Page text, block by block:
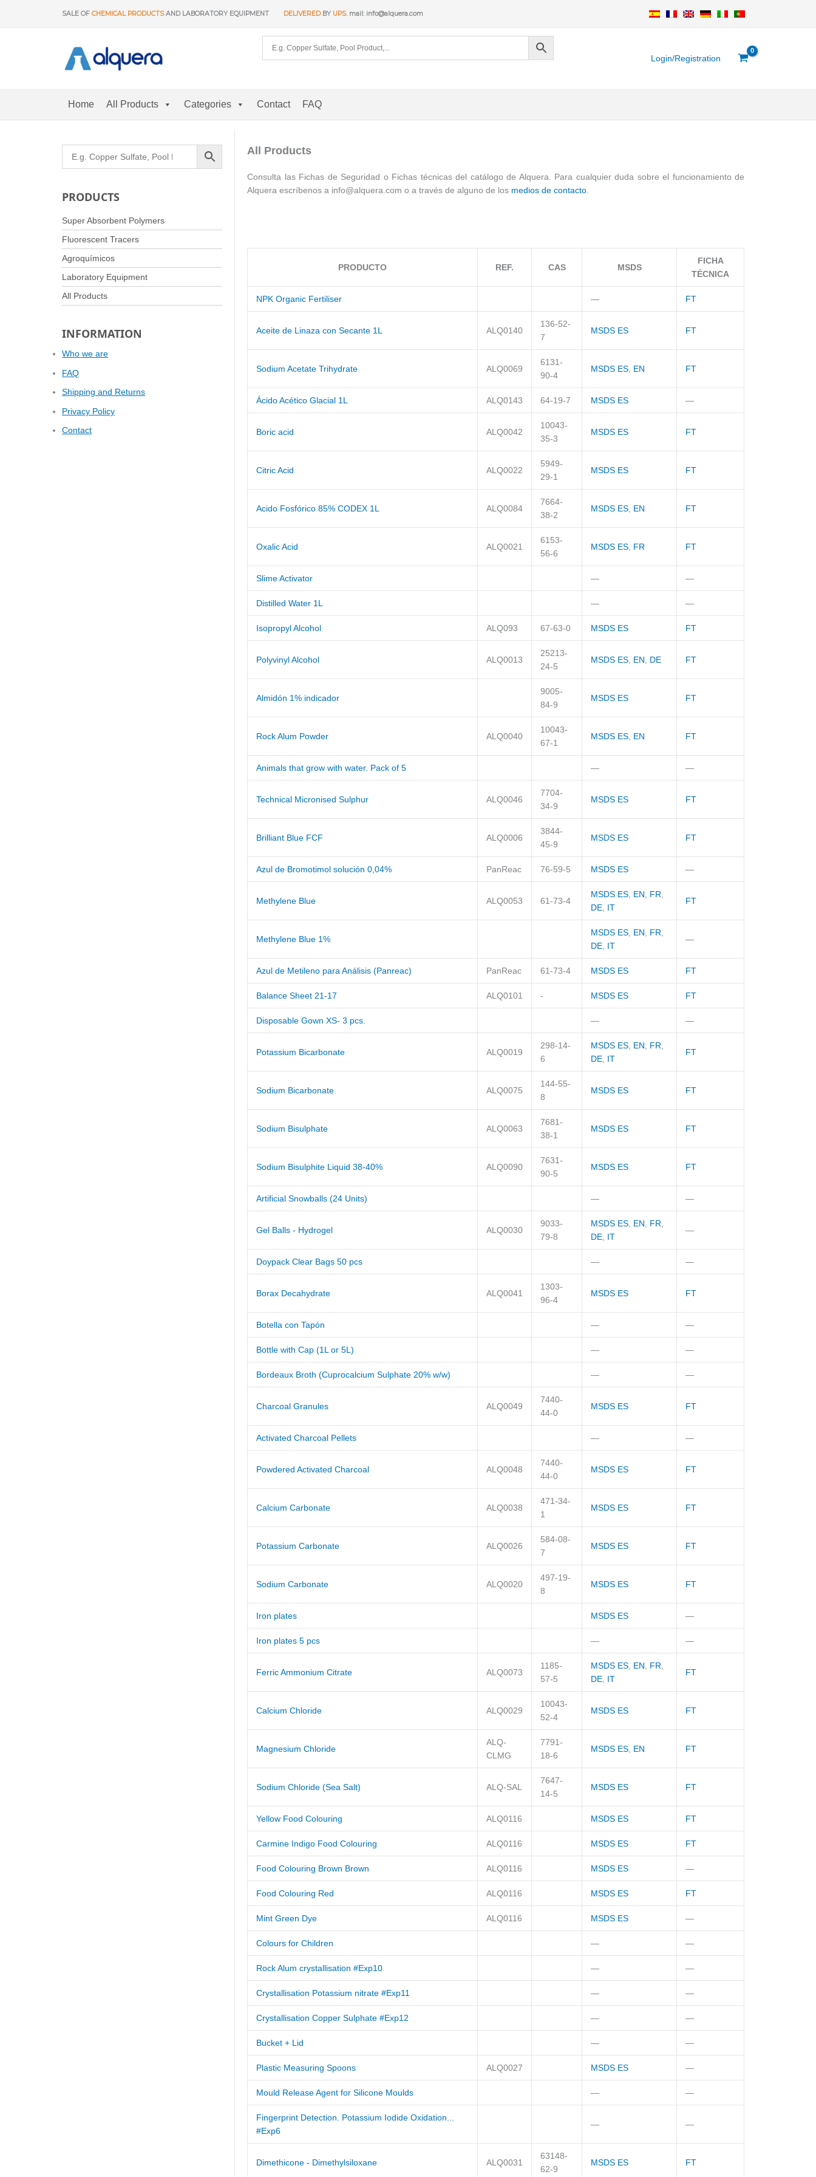
SALE OF CHEMICAL PRODUCTSAND LABORATORY EQUIPMENT DELIVEREDBY UPS. mail: info@alquera.com
Login/Registration
Home All Products Categories Contact FAQ
PRODUCTS
Super Absorbent Polymers
Fluorescent Tracers
Agroquímicos
Laboratory Equipment
All Products
INFORMATION
Who we are
FAQ
Shipping and Returns
Privacy Policy
Contact
All Products
Consulta las Fichas de Seguridad o Fichas técnicas del catálogo de Alquera. Para cualquier duda sobre el funcionamiento de
Alquera escríbenos a info@alquera.com o a través de alguno de los medios de contacto
PRODUCTO REF. CAS MSDS
FICHA
TÉCNICA
NPK Organic Fertiliser — FT
Aceite de Linaza con Secante 1L ALQ0140
136-52-
7
MSDS ES FT
Sodium Acetate Trihydrate ALQ0069
6131-
90-4
MSDS ES, EN FT
Ácido Acético Glacial 1L ALQ0143 64-19-7 MSDS ES —
Boric acid ALQ0042
10043-
35-3
MSDS ES FT
Citric Acid ALQ0022
5949-
29-1
MSDS ES FT
Acido Fosfórico 85% CODEX 1L ALQ0084
7664-
38-2
MSDS ES, EN FT
Oxalic Acid ALQ0021
6153-
56-6
MSDS ES, FR FT
Slime Activator — —
Distilled Water 1L — —
Isopropyl Alcohol ALQ093 67-63-0 MSDS ES FT
Polyvinyl Alcohol ALQ0013
25213-
24-5
MSDS ES, EN, DE FT
Almidón 1% indicador
9005-
84-9
MSDS ES FT
Rock Alum Powder ALQ0040
10043-
67-1
MSDS ES, EN FT
Animals that grow with water. Pack of 5 — —
Technical Micronised Sulphur ALQ0046
7704-
34-9
MSDS ES FT
Brilliant Blue FCF ALQ0006
3844-
45-9
MSDS ES FT
Azul de Bromotimol solución 0,04% PanReac 76-59-5 MSDS ES —
Methylene Blue ALQ0053 61-73-4
MSDS ES, EN, FR,
DE, IT
FT
Methylene Blue 1%
MSDS ES, EN, FR,
DE, IT
—
Azul de Metileno para Análisis (Panreac) PanReac 61-73-4 MSDS ES FT
Balance Sheet 21-17 ALQ0101 - MSDS ES FT
Disposable Gown XS- 3 pcs. — —
Potassium Bicarbonate ALQ0019
298-14-
6
MSDS ES, EN, FR,
DE, IT
FT
Sodium Bicarbonate ALQ0075
144-55-
8
MSDS ES FT
Sodium Bisulphate ALQ0063
7681-
38-1
MSDS ES FT
Sodium Bisulphite Liquid 38-40% ALQ0090
7631-
90-5
MSDS ES FT
Artificial Snowballs (24 Units) — —
Gel Balls - Hydrogel ALQ0030
9033-
79-8
MSDS ES, EN, FR,
DE, IT
—
Doypack Clear Bags 50 pcs — —
Borax Decahydrate ALQ0041
1303-
96-4
MSDS ES FT
Botella con Tapón — —
Bottle with Cap (1L or 5L) — —
Bordeaux Broth (Cuprocalcium Sulphate 20% w/w) — —
Charcoal Granules ALQ0049
7440-
44-0
MSDS ES FT
Activated Charcoal Pellets — —
Powdered Activated Charcoal ALQ0048
7440-
44-0
MSDS ES FT
Calcium Carbonate ALQ0038
471-34-
1
MSDS ES FT
Potassium Carbonate ALQ0026
584-08-
7
MSDS ES FT
Sodium Carbonate ALQ0020
497-19-
8
MSDS ES FT
Iron plates MSDS ES —
Iron plates 5 pcs — —
Ferric Ammonium Citrate ALQ0073
1185-
57-5
MSDS ES, EN, FR,
DE, IT
FT
Calcium Chloride ALQ0029
10043-
52-4
MSDS ES FT
Magnesium Chloride
ALQ-
CLMG
7791-
18-6
MSDS ES, EN FT
Sodium Chloride (Sea Salt) ALQ-SAL
7647-
14-5
MSDS ES FT
Yellow Food Colouring ALQ0116 MSDS ES FT
Carmine Indigo Food Colouring ALQ0116 MSDS ES FT
Food Colouring Brown Brown ALQ0116 MSDS ES —
Food Colouring Red ALQ0116 MSDS ES FT
Mint Green Dye ALQ0116 MSDS ES —
Colours for Children — —
Rock Alum crystallisation #Exp10 — —
Crystallisation Potassium nitrate #Exp11 — —
Crystallisation Copper Sulphate #Exp12 — —
Bucket + Lid — —
Plastic Measuring Spoons ALQ0027 MSDS ES —
Mould Release Agent for Silicone Moulds — —
Fingerprint Detection. Potassium Iodide Oxidation...
#Exp6
— —
Dimethicone - Dimethylsiloxane ALQ0031
63148-
62-9
MSDS ES FT